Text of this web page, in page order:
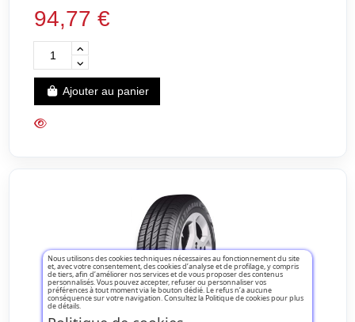
94,77 €
Ajouter au panier
Nous utilisons des cookies techniques nécessaires au fonctionnement du site
et, avec votre consentement, des cookies d’analyse et de profilage, y compris
de tiers, afin d’améliorer nos services et de vous proposer des contenus
personnalisés. Vous pouvez accepter, refuser ou personnaliser vos
préférences à tout moment via le bouton dédié. Le refus n’a aucune
conséquence sur votre navigation. Consultez la Politique de cookies pour plus
de détails.